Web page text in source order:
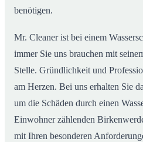
benötigen.
Mr. Cleaner ist bei einem
immer Sie uns brauchen mit
Stelle. Gründlichkeit und
am Herzen. Bei uns erhalten Sie
um die Schäden durch einen
Einwohner zählenden
mit Ihren besonderen